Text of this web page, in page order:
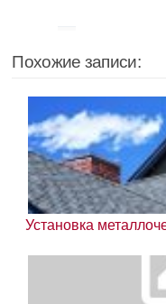
Похожие записи:
Установка